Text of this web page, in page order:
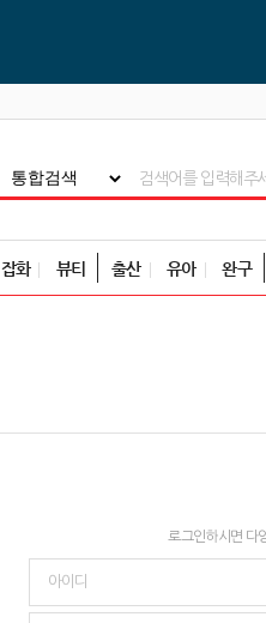
잡화 뷰티 출산 유아 완구
로그인하시면 다